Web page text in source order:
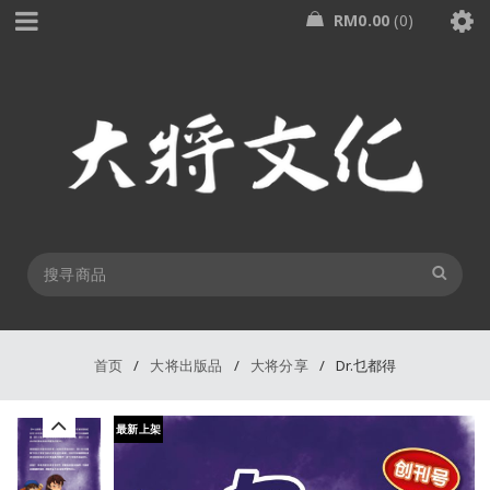
RM0.00 0
首页 / 大将出版品 / 大将分享 / Dr.乜都得
最新上架